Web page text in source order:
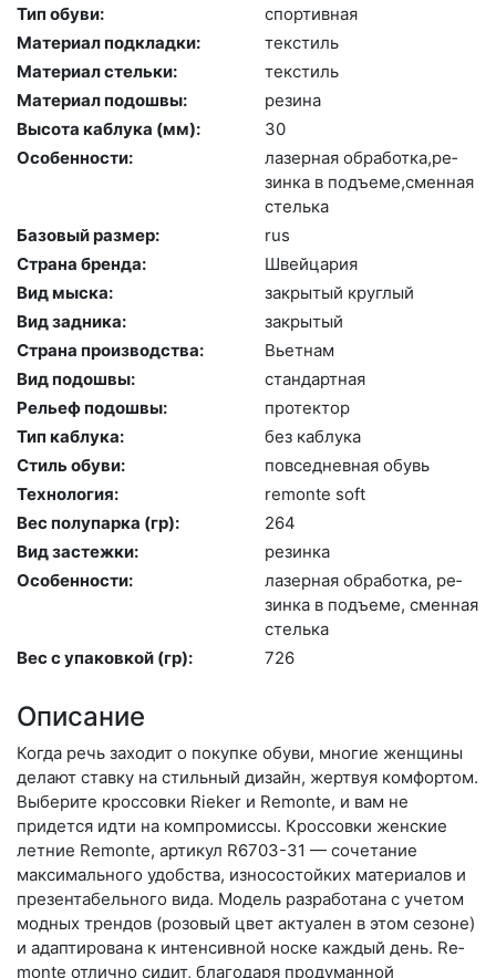
Тип обуви:
спор­тивная
Материал подкладки:
текс­тиль
Материал стельки:
текс­тиль
Материал подошвы:
ре­зина
Высота каблука (мм):
30
Особенности:
ла­зер­ная об­ра­бот­ка,ре­
зин­ка в подъ­еме,смен­ная
стель­ка
Базовый размер:
rus
Страна бренда:
Швей­ца­рия
Вид мыска:
зак­ры­тый круг­лый
Вид задника:
зак­ры­тый
Страна производства:
Вь­ет­нам
Вид подошвы:
стан­дарт­ная
Рельеф подошвы:
про­тек­тор
Тип каблука:
без каб­лу­ка
Стиль обуви:
пов­седнев­ная обувь
Технология:
re­mon­te soft
Вес полупарка (гр):
264
Вид застежки:
ре­зин­ка
Особенности:
ла­зер­ная об­ра­бот­ка, ре­
зин­ка в подъ­еме, смен­ная
стель­ка
Вес с упаковкой (гр):
726
Описание
Когда речь заходит о покупке обуви, многие женщины
делают ставку на стильный дизайн, жертвуя комфортом.
Выберите крос­совки Rieker и Remonte, и вам не
придется идти на компромиссы. Кроссовки женские
летние Remonte, артикул R6703-31 — сочетание
максимального удобства, износостойких материалов и
презентабельного вида. Модель разработана с учетом
модных трендов (ро­зовый цвет актуален в этом сезоне)
и адаптирована к интенсивной носке каждый день. Re­
mon­te отлично сидит, благодаря продуманной